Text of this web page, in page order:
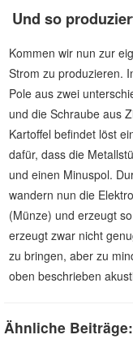
Und so
Kommen wir nun zur
Strom zu produzieren.
Pole aus zwei
und die Schraube aus
Kartoffel befindet löst
dafür, dass die
und einen Minuspol.
wandern nun die
(Münze) und erzeugt
erzeugt zwar nicht
zu bringen, aber zu
oben beschrieben
Ähnliche Beiträge: